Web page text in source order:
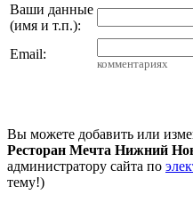
Ваши данные
(имя и т.п.):
Email:
комментариях
Вы можете добавить или
Ресторан Мечта Нижний
администратору сайта по
тему!)